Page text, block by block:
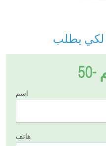
اسم
هاتف